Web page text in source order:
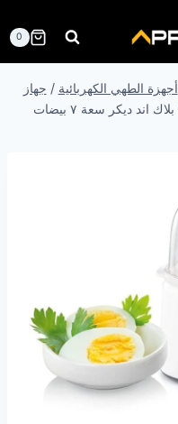
0
أجهزة الطهي الكهربائية / جهاز
جهاز سلق البيض EG200 بلاك اند ديكر سعة ٧ بيضات